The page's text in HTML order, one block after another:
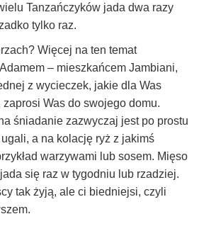
Tanzańczyków jada dwa razy
tylko raz.
Więcej na ten temat
– mieszkańcem Jambiani,
z wycieczek, jakie dla Was
zaprosi Was do swojego domu.
śniadanie zazwyczaj jest po prostu
a na kolację ryż z jakimś
warzywami lub sosem. Mięso
się raz w tygodniu lub rzadziej.
tak żyją, ale ci biedniejsi, czyli